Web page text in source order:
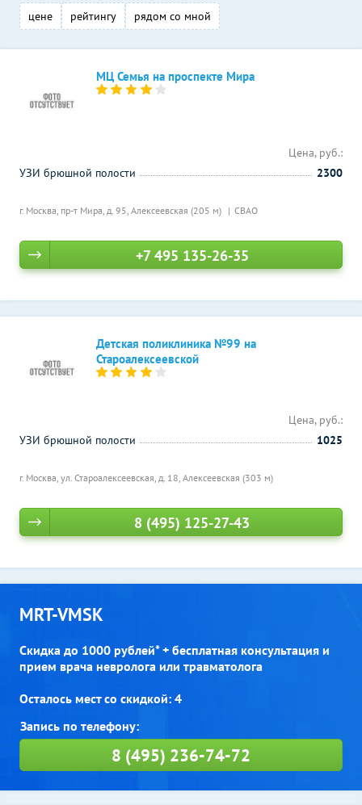
цене рейтингу рядом со мной
МЦ Семья на проспекте Мира
г. Москва, пр-т Мира, д. 95, Алексеевская (205 м) СВАО
Цена, руб.:
УЗИ брюшной полости
2300
+7 495 135-26-35
Детская поликлиника №99 на
Староалексеевской
г. Москва, ул. Староалексеевская, д. 18, Алексеевская (303 м)
Цена, руб.:
УЗИ брюшной полости
1025
8 (495) 125-27-43
MRT-VMSK
Скидка до 1000 рублей* + бесплатная консультация и
прием врача невролога или травматолога
Осталось мест со скидкой: 4
8 (495) 236-74-72